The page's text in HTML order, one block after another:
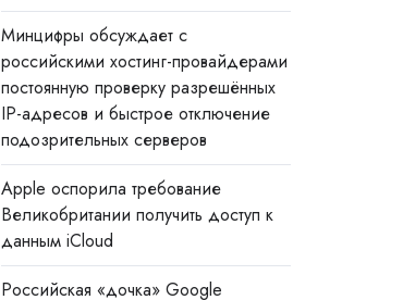
Минцифры обсуждает с
российскими хостинг-провайдерами
постоянную проверку разрешённых
IP-адресов и быстрое отключение
подозрительных серверов
Apple оспорила требование
Великобритании получить доступ к
данным iCloud
Российская «дочка» Google